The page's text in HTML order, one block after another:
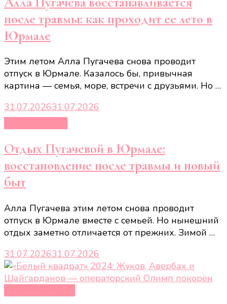
после травмы: как проходит ее лето в
Юрмале
Этим летом Алла Пугачева снова проводит
отпуск в Юрмале. Казалось бы, привычная
картина — семья, море, встречи с друзьями. Но …
31.07.202631.07.2026
Отдых Пугачевой в Юрмале:
восстановление после травмы и новый
быт
Алла Пугачева этим летом снова проводит
отпуск в Юрмале вместе с семьей. Но нынешний
отдых заметно отличается от прежних. Зимой …
31.07.202631.07.2026